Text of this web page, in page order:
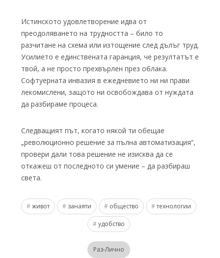
Истинското удовлетворение идва от
преодоляването на трудността – било то
разчитане на схема или изтощение след дълъг труд.
Усилието е единствената гаранция, че резултатът е
твой, а не просто прехвърлен през облака.
Софтуерната инвазия в ежедневието ни ни прави
лекомислени, защото ни освобождава от нуждата
да разбираме процеса.
Следващият път, когато някой ти обещае
„революционно решение за пълна автоматизация“,
провери дали това решение не изисква да се
откажеш от последното си умение – да разбираш
света.
живот занаяти общество технологии
удобство
Раз-Лично